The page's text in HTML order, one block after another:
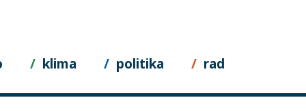
klima politika rad